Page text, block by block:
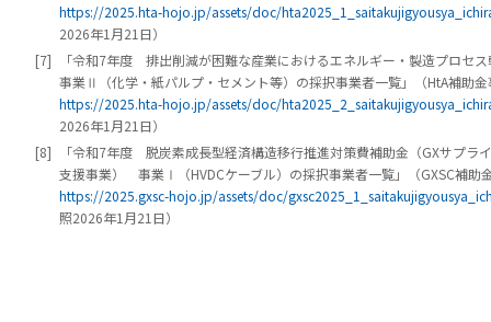
https://2025.hta-hojo.jp/assets/doc/
2026年1月21日）
[7]
「令和7年度 排出削減が困難な産業におけるエネルギー・製造プロセ
事業Ⅱ（化学・紙パルプ・セメント等）の採択事業者一覧」（HtA補助
https://2025.hta-hojo.jp/assets/doc/
2026年1月21日）
[8]
「令和7年度 脱炭素成長型経済構造移行推進対策費補助金（GXサプラ
支援事業） 事業Ⅰ（HVDCケーブル）の採択事業者一覧」（GXSC補助
https://2025.gxsc-hojo.jp/assets/doc/
照2026年1月21日）